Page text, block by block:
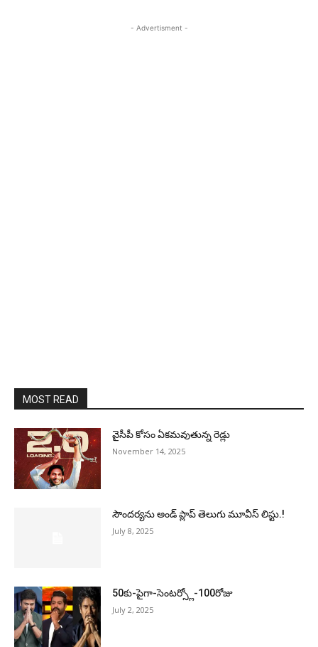
- Advertisment -
MOST READ
వైసీపీ కోసం ఏక‌మ‌వుతున్న రెడ్లు
November 14, 2025
సౌందర్యను అండ్‌ ప్లాప్‌ తెలుగు మూవీస్‌ లిస్టు.!
July 8, 2025
50కు-పైగా-సెంటర్స్లో-100రోజు
July 2, 2025